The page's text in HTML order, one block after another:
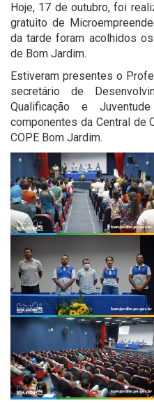
Hoje, 17 de outubro, foi
gratuito de
da tarde foram acolhidos
de Bom Jardim.
Estiveram presentes o
secretário de
Qualificação e
componentes da Central de
COPE Bom Jardim.